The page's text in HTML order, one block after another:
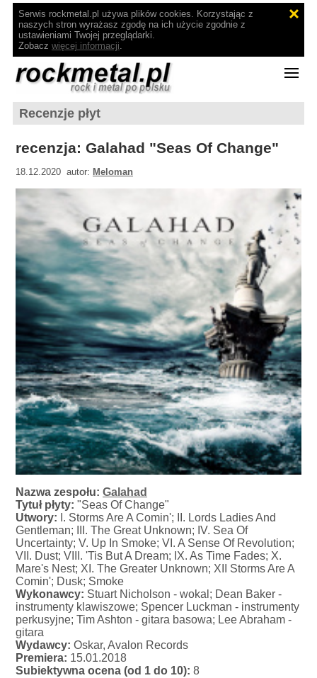
Serwis rockmetal.pl używa plików cookies. Korzystając z
naszych stron wyrażasz zgodę na ich użycie zgodnie z
ustawieniami Twojej przeglądarki.
Zobacz więcej informacji.
Recenzje płyt
recenzja: Galahad "Seas Of Change"
18.12.2020 autor: Meloman
Nazwa zespołu: Galahad
Tytuł płyty: "Seas Of Change"
Utwory: I. Storms Are A Comin'; II. Lords Ladies And
Gentleman; III. The Great Unknown; IV. Sea Of
Uncertainty; V. Up In Smoke; VI. A Sense Of Revolution;
VII. Dust; VIII. 'Tis But A Dream; IX. As Time Fades; X.
Mare's Nest; XI. The Greater Unknown; XII Storms Are A
Comin'; Dusk; Smoke
Wykonawcy: Stuart Nicholson - wokal; Dean Baker -
instrumenty klawiszowe; Spencer Luckman - instrumenty
perkusyjne; Tim Ashton - gitara basowa; Lee Abraham -
gitara
Wydawcy: Oskar, Avalon Records
Premiera: 15.01.2018
Subiektywna ocena (od 1 do 10): 8